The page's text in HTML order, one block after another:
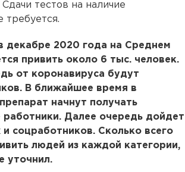
тестов на наличие
требуется.
декабре 2020 года на Среднем
привить около 6 тыс. человек.
от коронавируса будут
В ближайшее время в
начнут получать
работники. Далее очередь дойдет
и соцработников. Сколько всего
людей из каждой категории,
уточнил.